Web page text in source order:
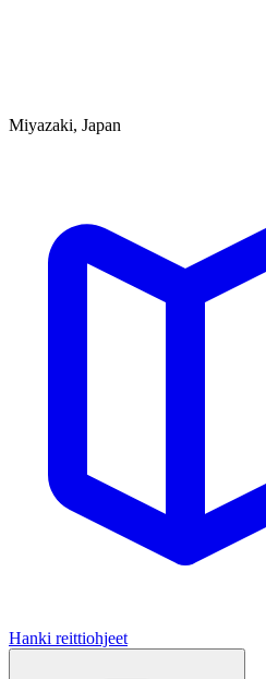
Miyazaki, Japan
Hanki reittiohjeet